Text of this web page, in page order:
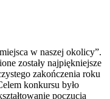
w naszej okolicy”.
zostały najpiękniejsze
zakończenia roku
konkursu było
poczucia